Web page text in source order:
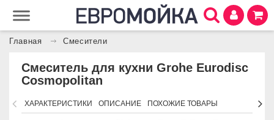
Главная Смесители
Смеситель для кухни Grohe Eurodisc
Cosmopolitan
ХАРАКТЕРИСТИКИ ОПИСАНИЕ ПОХОЖИЕ ТОВАРЫ